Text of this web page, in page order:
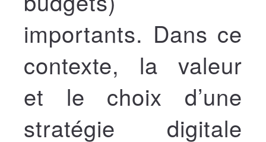
importants. Dans ce
contexte, la valeur
et le choix d’une
stratégie digitale